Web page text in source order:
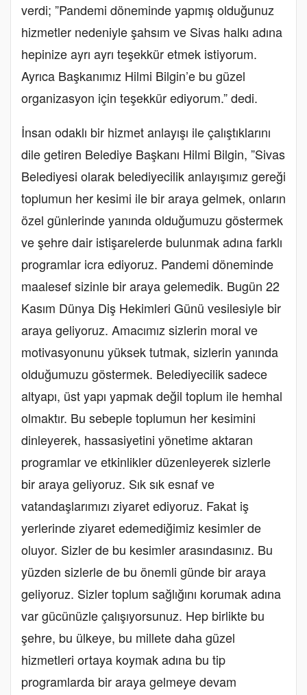
verdi; ”Pandemi döneminde yapmış olduğunuz
hizmetler nedeniyle şahsım ve Sivas halkı adına
hepinize ayrı ayrı teşekkür etmek istiyorum.
Ayrıca Başkanımız Hilmi Bilgin’e bu güzel
organizasyon için teşekkür ediyorum.” dedi.
İnsan odaklı bir hizmet anlayışı ile çalıştıklarını
dile getiren Belediye Başkanı Hilmi Bilgin, ”Sivas
Belediyesi olarak belediyecilik anlayışımız gereği
toplumun her kesimi ile bir araya gelmek, onların
özel günlerinde yanında olduğumuzu göstermek
ve şehre dair istişarelerde bulunmak adına farklı
programlar icra ediyoruz. Pandemi döneminde
maalesef sizinle bir araya gelemedik. Bugün 22
Kasım Dünya Diş Hekimleri Günü vesilesiyle bir
araya geliyoruz. Amacımız sizlerin moral ve
motivasyonunu yüksek tutmak, sizlerin yanında
olduğumuzu göstermek. Belediyecilik sadece
altyapı, üst yapı yapmak değil toplum ile hemhal
olmaktır. Bu sebeple toplumun her kesimini
dinleyerek, hassasiyetini yönetime aktaran
programlar ve etkinlikler düzenleyerek sizlerle
bir araya geliyoruz. Sık sık esnaf ve
vatandaşlarımızı ziyaret ediyoruz. Fakat iş
yerlerinde ziyaret edemediğimiz kesimler de
oluyor. Sizler de bu kesimler arasındasınız. Bu
yüzden sizlerle de bu önemli günde bir araya
geliyoruz. Sizler toplum sağlığını korumak adına
var gücünüzle çalışıyorsunuz. Hep birlikte bu
şehre, bu ülkeye, bu millete daha güzel
hizmetleri ortaya koymak adına bu tip
programlarda bir araya gelmeye devam